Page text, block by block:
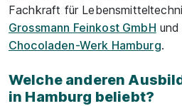
Fachkraft für
Grossmann Feinkost GmbH und
Chocoladen-Werk Hamburg.
Welche anderen
in Hamburg beliebt?